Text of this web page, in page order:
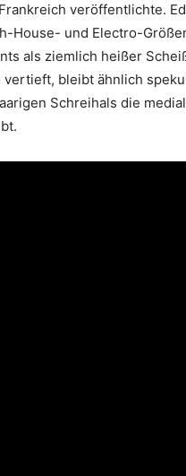
veröffentlichte.
House- und Electro-
als ziemlich heißer
bleibt ähnlich
Schreihals die